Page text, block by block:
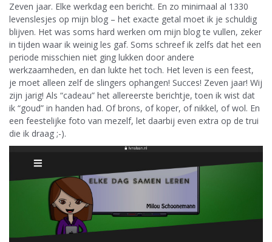
Zeven jaar. Elke werkdag een bericht. En zo minimaal al 1330
levenslesjes op mijn blog – het exacte getal moet ik je schuldig
blijven. Het was soms hard werken om mijn blog te vullen, zeker
in tijden waar ik weinig les gaf. Soms schreef ik zelfs dat het een
periode misschien niet ging lukken door andere
werkzaamheden, en dan lukte het toch. Het leven is een feest,
je moet alleen zelf de slingers ophangen! Succes! Zeven jaar! Wij
zijn jarig! Als “cadeau” het allereerste berichtje, toen ik wist dat
ik “goud” in handen had. Of brons, of koper, of nikkel, of wol. En
een feestelijke foto van mezelf, let daarbij even extra op de trui
die ik draag ;-).